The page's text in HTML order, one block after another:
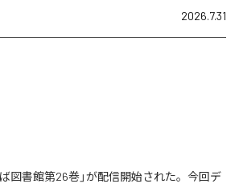
2026.7.31
図書館第26巻」が配信開始された。今回デ